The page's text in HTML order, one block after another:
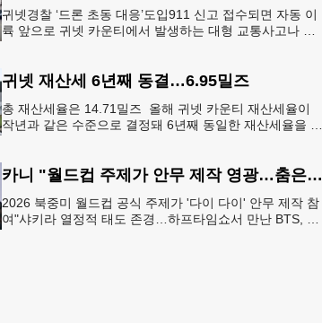
귀넷경찰 ‘드론 초동 대응’도입911 신고 접수되면 자동 이
륙 앞으로 귀넷 카운티에서 발생하는 대형 교통사고나 범
귀넷 재산세 6년째 동결…6.95밀즈
총 재산세율은 14.71밀즈 올해 귀넷 카운티 재산세율이
작년과 같은 수준으로 결정돼 6년째 동일한 재산세율을 유
카니 "월드컵 주제가 안무 제작 영광…춤은 국경 없는 언어"
2026 북중미 월드컵 공식 주제가 '다이 다이' 안무 제작 참
여"샤키라 열정적 태도 존경…하프타임쇼서 만난 BTS, 특